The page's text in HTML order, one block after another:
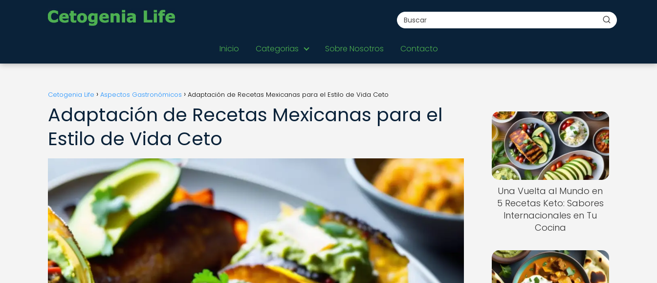
Inicio Categorias Sobre Nosotros Contacto
Cetogenia Life Aspectos Gastronómicos Adaptación de Recetas Mexicanas para el Estilo de Vida Ceto
Adaptación de Recetas Mexicanas para el
Estilo de Vida Ceto
Una Vuelta al Mundo en
5 Recetas Keto: Sabores
Internacionales en Tu
Cocina